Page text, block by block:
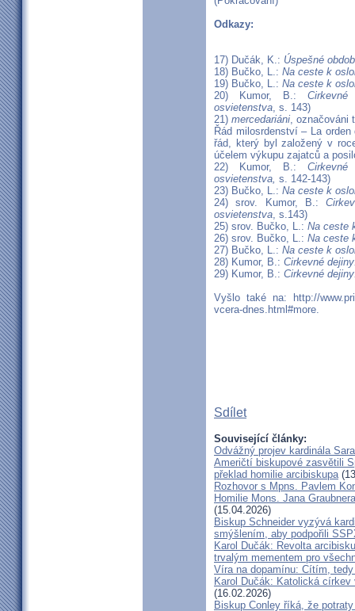
Odkazy:
17) Dučák, K.: Úspešné
18) Bučko, L.: Na ceste k
19) Bučko, L.: Na ceste k
20) Kumor, B.:
osvietenstva, s. 143)
21) mercedariáni, označováni
Řád milosrdenství – La
řád, který byl založený v
účelem výkupu zajatců a
22) Kumor, B.:
osvietenstva, s. 142-143)
23) Bučko, L.: Na ceste k
24) srov. Kumor, B.:
osvietenstva, s.143)
25) srov. Bučko, L.: Na ceste
26) srov. Bučko, L.: Na ceste
27) Bučko, L.: Na ceste k
28) Kumor, B.: Cirkevné
29) Kumor, B.: Cirkevné
Vyšlo také na: http://
vcera-dnes.html#more.
Sdílet
Související články:
Odvážný projev kardinála
Američtí biskupové zasvětili
překlad homilie arcibiskupa
Rozhovor s Mpns. Pavlem
Homilie Mons. Jana
(15.04.2026)
Biskup Schneider vyzývá
smýšlením, aby podpořili
Karol Dučák: Revolta
trvalým mementem pro
Víra na dopamínu: Cítím,
Karol Dučák: Katolická
(16.02.2026)
Biskup Conley říká, že